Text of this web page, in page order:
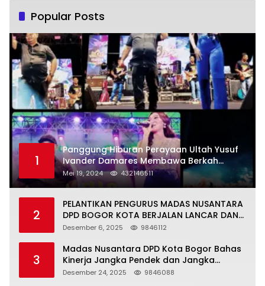
Popular Posts
1
Panggung Hiburan Perayaan Ultah Yusuf
Ivander Damares Membawa Berkah
Warga Kejapanan
Mei 19, 2024 432146511
2
PELANTIKAN PENGURUS MADAS NUSANTARA
DPD BOGOR KOTA BERJALAN LANCAR DAN
KHIDMAT
Desember 6, 2025 9846112
3
Madas Nusantara DPD Kota Bogor Bahas
Kinerja Jangka Pendek dan Jangka
Panjang
Desember 24, 2025 9846088